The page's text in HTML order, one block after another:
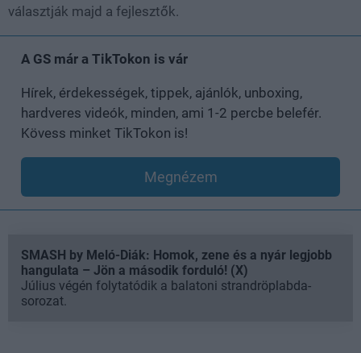
választják majd a fejlesztők.
A GS már a TikTokon is vár
Hírek, érdekességek, tippek, ajánlók, unboxing,
hardveres videók, minden, ami 1-2 percbe belefér.
Kövess minket TikTokon is!
Megnézem
SMASH by Meló-Diák: Homok, zene és a nyár legjobb
hangulata – Jön a második forduló! (X)
Július végén folytatódik a balatoni strandröplabda-
sorozat.